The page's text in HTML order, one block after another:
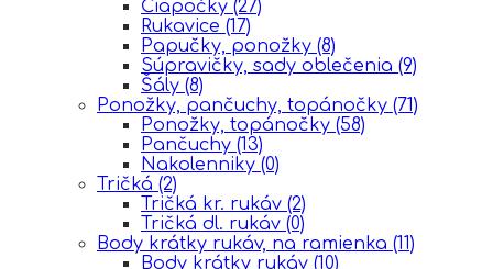
Čiapočky (27)
Rukavice (17)
Papučky, ponožky (8)
Súpravičky, sady oblečenia (9)
Šály (8)
Ponožky, pančuchy, topánočky (71)
Ponožky, topánočky (58)
Pančuchy (13)
Nakolenniky (0)
Tričká (2)
Tričká kr. rukáv (2)
Tričká dl. rukáv (0)
Body krátky rukáv, na ramienka (11)
Body krátky rukáv (10)